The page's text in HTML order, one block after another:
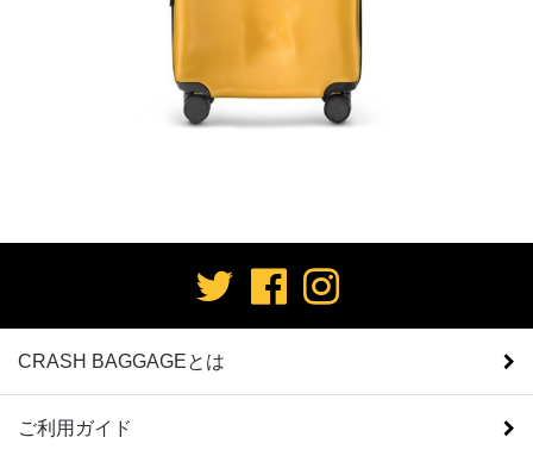
CRASH BAGGAGEとは
ご利用ガイド